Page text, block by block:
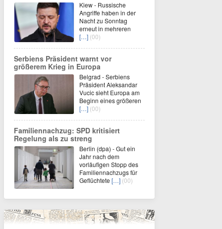
Kiew - Russische
Angriffe haben in der
Nacht zu Sonntag
erneut in mehreren
[…] (00)
Serbiens Präsident warnt vor
größerem Krieg in Europa
Belgrad - Serbiens
Präsident Aleksandar
Vucic sieht Europa am
Beginn eines größeren
[…] (00)
Familiennachzug: SPD kritisiert
Regelung als zu streng
Berlin (dpa) - Gut ein
Jahr nach dem
vorläufigen Stopp des
Familiennachzugs für
Geflüchtete […] (00)